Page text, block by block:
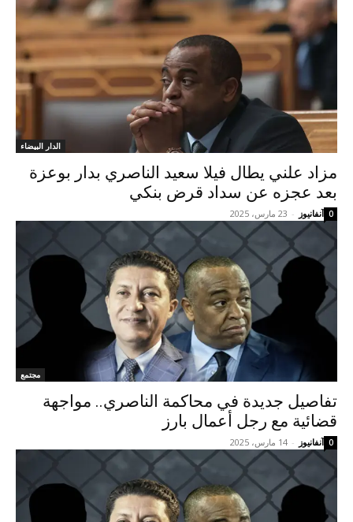
الدار البيضاء
مزاد علني يطال فيلا سعيد الناصري بدار بوعزة
بعد عجزه عن سداد قرض بنكي
آنفانيوز - 23 مارس، 2025 0
مجتمع
تفاصيل جديدة في محاكمة الناصري.. مواجهة
قضائية مع رجل أعمال بارز
آنفانيوز - 14 مارس، 2025 0